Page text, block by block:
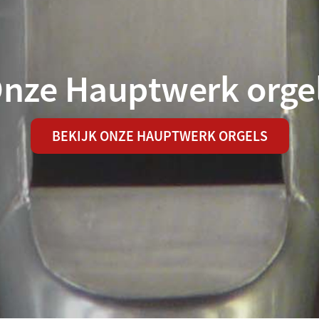
Hauptwerk
BEKIJK ONZE HAUPTWERK ORGELS